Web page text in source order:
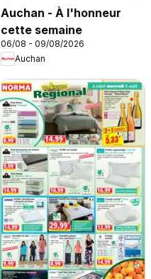
Auchan - À l'honneur
cette semaine
06/08 - 09/08/2026
Auchan